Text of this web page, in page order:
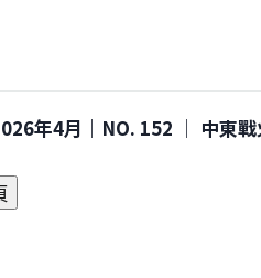
年4月｜NO. 152 │ 中東戰